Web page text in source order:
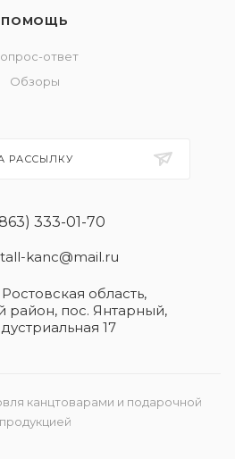
ПОМОЩЬ
ответ
Обзоры
РАССЫЛКУ
333-01-70
kanc@mail.ru
Ростовская область​,
район, пос. Янтарный,
17
канцтоварами и подарочной
продукцией